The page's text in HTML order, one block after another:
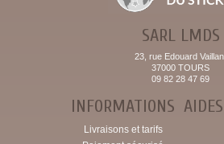
SARL LMDS
23, rue Edouard
37000 TOURS
09 82 28 47 69
INFORMATIONS
Livraisons et tarifs